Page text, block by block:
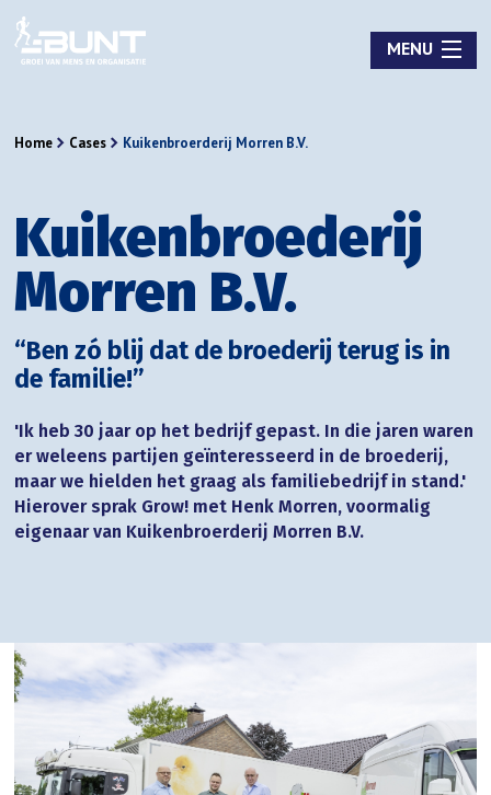
MENU
Home Cases Kuikenbroerderij Morren B.V.
Kuikenbroederij
Morren B.V.
“Ben zó blij dat de broederij terug is in
de familie!”
'Ik heb 30 jaar op het bedrijf gepast. In die jaren waren
er weleens partijen geïnteresseerd in de broederij,
maar we hielden het graag als familiebedrijf in stand.'
Hierover sprak Grow! met Henk Morren, voormalig
eigenaar van Kuikenbroerderij Morren B.V.